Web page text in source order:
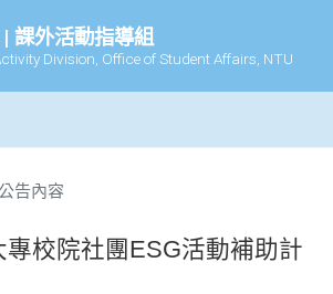
課外活動指導組
Division, Office of Student Affairs, NTU
公告內容
校院社團ESG活動補助計